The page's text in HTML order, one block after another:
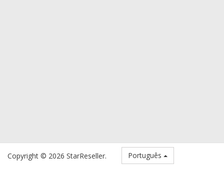
Copyright © 2026 StarReseller. Português